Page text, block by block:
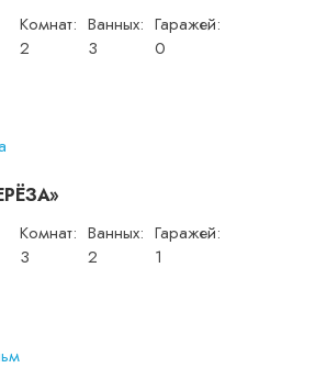
Комнат:
2
Ванных:
3
Гаражей:
0
Комнат:
3
Ванных:
2
Гаражей:
1